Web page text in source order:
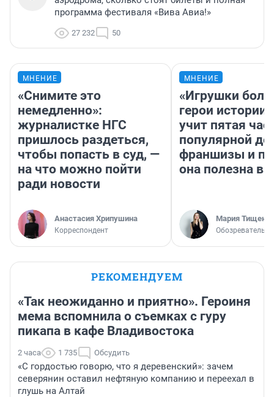
программа фестиваля «Вива Авиа!»
27 232 50
МНЕНИЕ
«Снимите это
немедленно»:
журналистке НГС
пришлось раздеться,
чтобы попасть в суд, —
на что можно пойти
ради новости
Анастасия Хрипушина
Корреспондент
МНЕНИЕ
«Игрушки
герои
учит пятая
популярной
франшизы и
она полезна
Мария Тищенко
Обозреватель
РЕКОМЕНДУЕМ
«Так неожиданно и приятно». Героиня
мема вспомнила о съемках с гуру
пикапа в кафе Владивостока
2 часа 1 735 Обсудить
«С гордостью говорю, что я деревенский»: зачем
северянин оставил нефтяную компанию и переехал в
глушь на Алтай